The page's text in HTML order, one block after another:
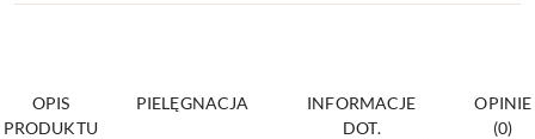
OPIS
PRODUKTU
PIELĘGNACJA
INFORMACJE
DOT.
OPINIE
(0)